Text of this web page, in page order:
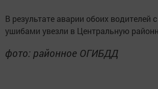
В результате аварии обоих водителей
ушибами увезли в Центральную
фото: районное ОГИБДД